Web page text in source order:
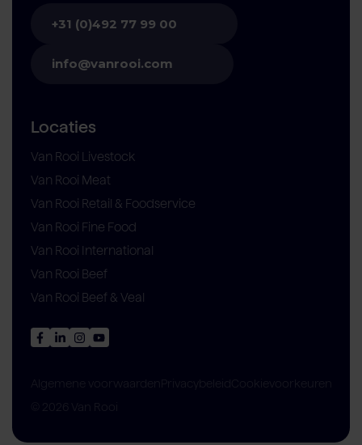
+31 (0)492 77 99 00
info@vanrooi.com
Locaties
Van Rooi Livestock
Van Rooi Meat
Van Rooi Retail & Foodservice
Van Rooi Fine Food
Van Rooi International
Van Rooi Beef
Van Rooi Beef & Veal